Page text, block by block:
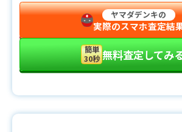
ヤマダデンキの
実際のスマホ査定結
簡単
30秒 無料査定してみ